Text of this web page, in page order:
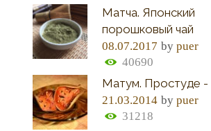
Матча. Японский
порошковый чай
08.07.2017 bypuer
40690
Матум. Простуде -
21.03.2014 bypuer
31218